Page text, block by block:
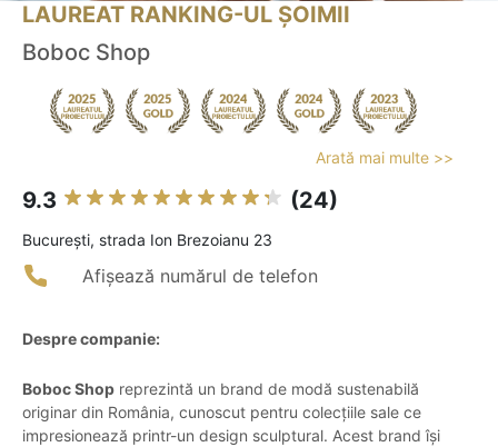
LAUREAT RANKING-UL ȘOIMII
Boboc Shop
Arată mai multe >>
9.3 (24)
Bucureşti, strada Ion Brezoianu 23
Afișează numărul de telefon
Despre companie:
Boboc Shop reprezintă un brand de modă sustenabilă
originar din România, cunoscut pentru colecțiile sale ce
impresionează printr-un design sculptural. Acest brand își